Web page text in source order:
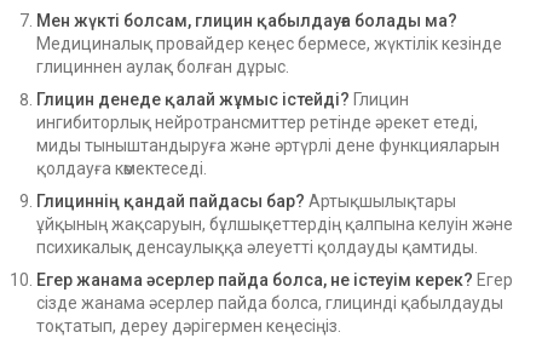
Мен жүкті болсам, глицин қабылдауға болады ма?
Медициналық провайдер кеңес бермесе, жүктілік кезінде
глициннен аулақ болған дұрыс.
Глицин денеде қалай жұмыс істейді? Глицин
ингибиторлық нейротрансмиттер ретінде әрекет етеді,
миды тыныштандыруға және әртүрлі дене функцияларын
қолдауға көмектеседі.
Глициннің қандай пайдасы бар? Артықшылықтары
ұйқының жақсаруын, бұлшықеттердің қалпына келуін және
психикалық денсаулыққа әлеуетті қолдауды қамтиды.
Егер жанама әсерлер пайда болса, не істеуім керек? Егер
сізде жанама әсерлер пайда болса, глицинді қабылдауды
тоқтатып, дереу дәрігермен кеңесіңіз.